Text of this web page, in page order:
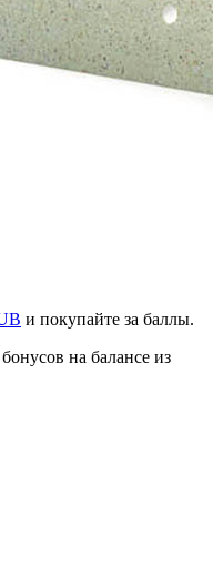
и покупайте за баллы.
на балансе из